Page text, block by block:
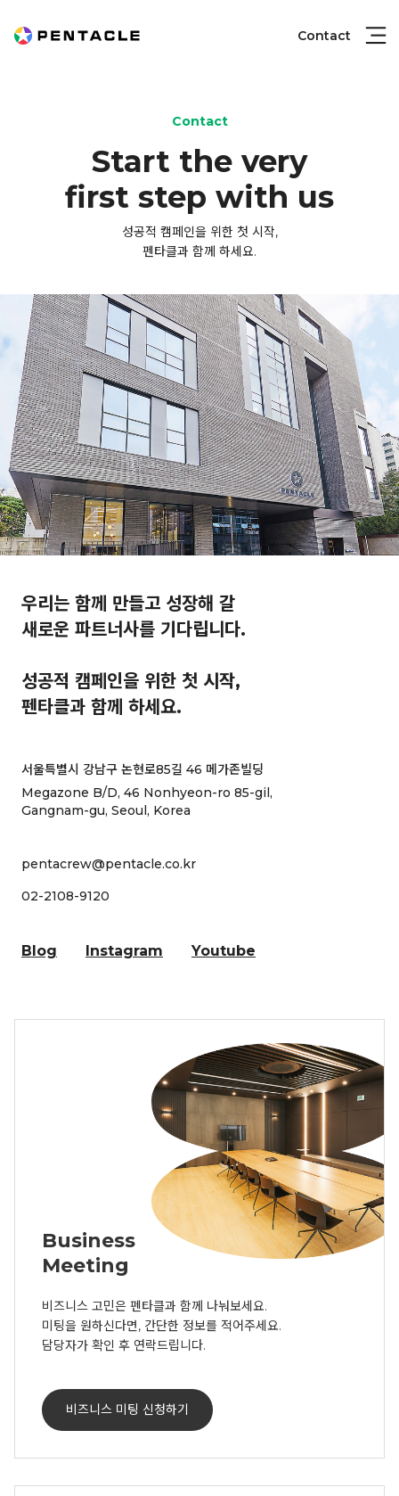
Contact
Contact
Start the very
first step with us
성공적 캠페인을 위한 첫 시작,
펜타클과 함께 하세요.
우리는 함께 만들고 성장해 갈
새로운 파트너사를 기다립니다.
성공적 캠페인을 위한 첫 시작,
펜타클과 함께 하세요.
서울특별시 강남구 논현로85길 46 메가존빌딩
Megazone B/D, 46 Nonhyeon-ro 85-gil,
Gangnam-gu, Seoul, Korea
pentacrew@pentacle.co.kr
02-2108-9120
Blog Instagram Youtube
Business
Meeting
비즈니스 고민은 펜타클과 함께 나눠보세요.
미팅을 원하신다면, 간단한 정보를 적어주세요.
담당자가 확인 후 연락드립니다.
비즈니스 미팅 신청하기